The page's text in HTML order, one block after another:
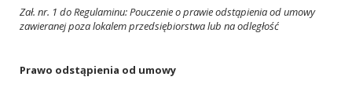
Zał. nr. 1 do Regulaminu: Pouczenie o prawie odstąpienia od umowy
zawieranej poza lokalem przedsiębiorstwa lub na odległość
Prawo odstąpienia od umowy